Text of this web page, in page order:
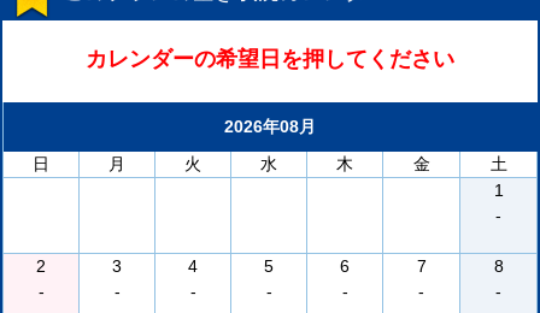
カレンダーの希望日を押してください
2026年08月
日
月 火 水 木 金
土
1
-
2
-
3
-
4
-
5
-
6
-
7
-
8
-